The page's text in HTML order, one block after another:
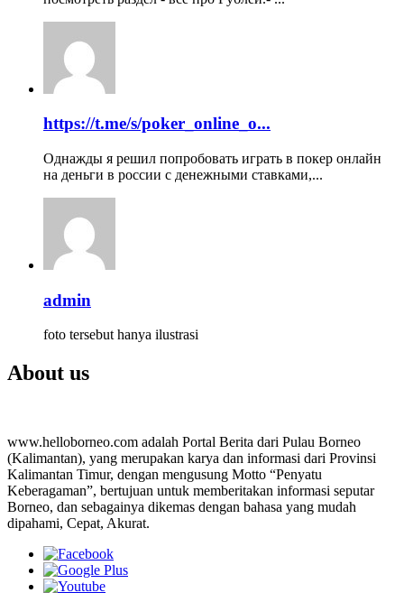
https://t.me/s/poker_online_o...
Однажды я решил попробовать играть в покер онлайн
на деньги в россии с денежными ставками,...
admin
foto tersebut hanya ilustrasi
About us
www.helloborneo.com adalah Portal Berita dari Pulau Borneo
(Kalimantan), yang merupakan karya dan informasi dari Provinsi
Kalimantan Timur, dengan mengusung Motto “Penyatu
Keberagaman”, bertujuan untuk memberitakan informasi seputar
Borneo, dan sebagainya dikemas dengan bahasa yang mudah
dipahami, Cepat, Akurat.